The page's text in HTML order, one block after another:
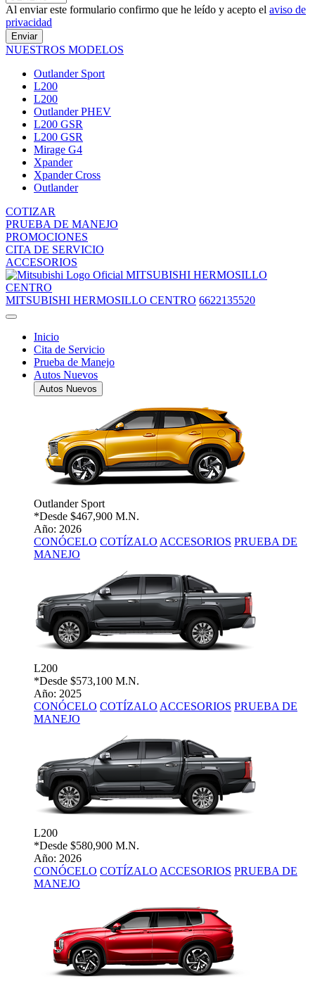
Al enviar este formulario confirmo que he leído y acepto el aviso de
privacidad
Enviar
NUESTROS MODELOS
Outlander Sport
L200
L200
Outlander PHEV
L200 GSR
L200 GSR
Mirage G4
Xpander
Xpander Cross
Outlander
COTIZAR
PRUEBA DE MANEJO
PROMOCIONES
CITA DE SERVICIO
ACCESORIOS
MITSUBISHI HERMOSILLO
CENTRO
MITSUBISHI HERMOSILLO CENTRO 6622135520
Inicio
Cita de Servicio
Prueba de Manejo
Autos Nuevos
Autos Nuevos
Outlander Sport
*Desde $467,900 M.N.
Año: 2026
CONÓCELO COTÍZALO ACCESORIOS PRUEBA DE
MANEJO
L200
*Desde $573,100 M.N.
Año: 2025
CONÓCELO COTÍZALO ACCESORIOS PRUEBA DE
MANEJO
L200
*Desde $580,900 M.N.
Año: 2026
CONÓCELO COTÍZALO ACCESORIOS PRUEBA DE
MANEJO